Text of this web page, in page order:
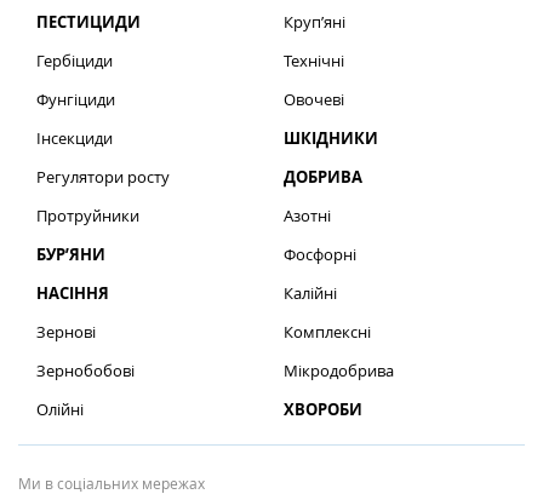
ПЕСТИЦИДИ
Гербіциди
Фунгіциди
Інсекциди
Регулятори росту
Протруйники
БУР’ЯНИ
НАСІННЯ
Зернові
Зернобобові
Олійні
Круп’яні
Технічні
Овочеві
ШКІДНИКИ
ДОБРИВА
Азотні
Фосфорні
Калійні
Комплексні
Мікродобрива
ХВОРОБИ
Ми в соціальних мережах